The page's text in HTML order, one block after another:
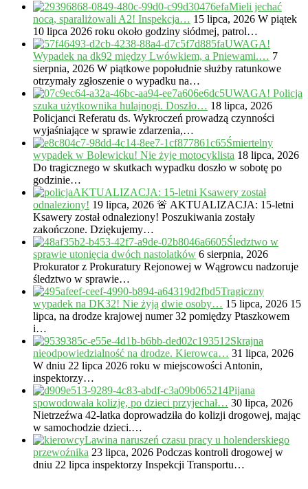
Mieli jechać
nocą, sparaliżowali A2! Inspekcja… 15 lipca, 2026 W piątek
10 lipca 2026 roku około godziny siódmej, patrol…
UWAGA!
Wypadek na dk92 między Lwówkiem, a Pniewami.… 7
sierpnia, 2026 W piątkowe popołudnie służby ratunkowe
otrzymały zgłoszenie o wypadku na…
UWAGA! Policja
szuka użytkownika hulajnogi. Doszło… 18 lipca, 2026
Policjanci Referatu ds. Wykroczeń prowadzą czynności
wyjaśniające w sprawie zdarzenia,…
Śmiertelny
wypadek w Bolewicku! Nie żyje motocyklista 18 lipca, 2026
Do tragicznego w skutkach wypadku doszło w sobotę po
godzinie…
AKTUALIZACJA: 15-letni Ksawery został
odnaleziony! 19 lipca, 2026 🚨 AKTUALIZACJA: 15-letni
Ksawery został odnaleziony! Poszukiwania zostały
zakończone. Dziękujemy…
Śledztwo w
sprawie utonięcia dwóch nastolatków 6 sierpnia, 2026
Prokurator z Prokuratury Rejonowej w Wągrowcu nadzoruje
śledztwo w sprawie…
Tragiczny
wypadek na DK32! Nie żyją dwie osoby… 15 lipca, 2026 15
lipca, na drodze krajowej numer 32 pomiędzy Ptaszkowem
i…
Skrajna
nieodpowiedzialność na drodze. Kierowca… 31 lipca, 2026
W dniu 22 lipca 2026 roku w miejscowości Antonin,
inspektorzy…
Pijana
spowodowała kolizję, po dzieci przyjechał… 30 lipca, 2026
Nietrzeźwa 42-latka doprowadziła do kolizji drogowej, mając
w samochodzie dzieci.…
Lawina naruszeń czasu pracy u holenderskiego
przewoźnika 23 lipca, 2026 Podczas kontroli drogowej w
dniu 22 lipca inspektorzy Inspekcji Transportu…